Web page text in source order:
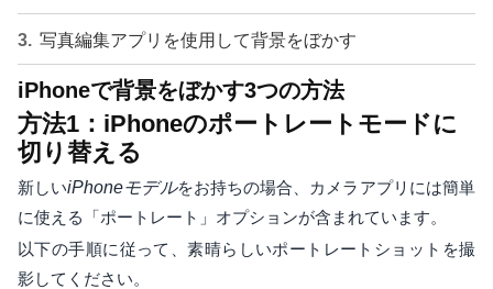
写真編集アプリを使用して背景をぼかす
iPhoneで背景をぼかす3つの方法
方法1：iPhoneのポートレートモードに
切り替える
新しいiPhoneモデルをお持ちの場合、カメラアプリには簡単
に使える「ポートレート」オプションが含まれています。
以下の手順に従って、素晴らしいポートレートショットを撮
影してください。